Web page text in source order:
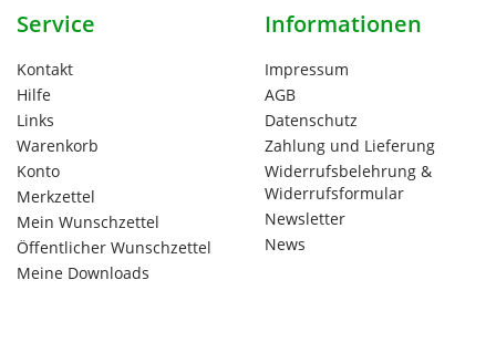
Service
Kontakt
Hilfe
Links
Warenkorb
Konto
Merkzettel
Mein Wunschzettel
Öffentlicher Wunschzettel
Meine Downloads
Informationen
Impressum
AGB
Datenschutz
Zahlung und Lieferung
Widerrufsbelehrung &
Widerrufsformular
Newsletter
News